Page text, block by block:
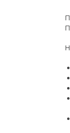
Η